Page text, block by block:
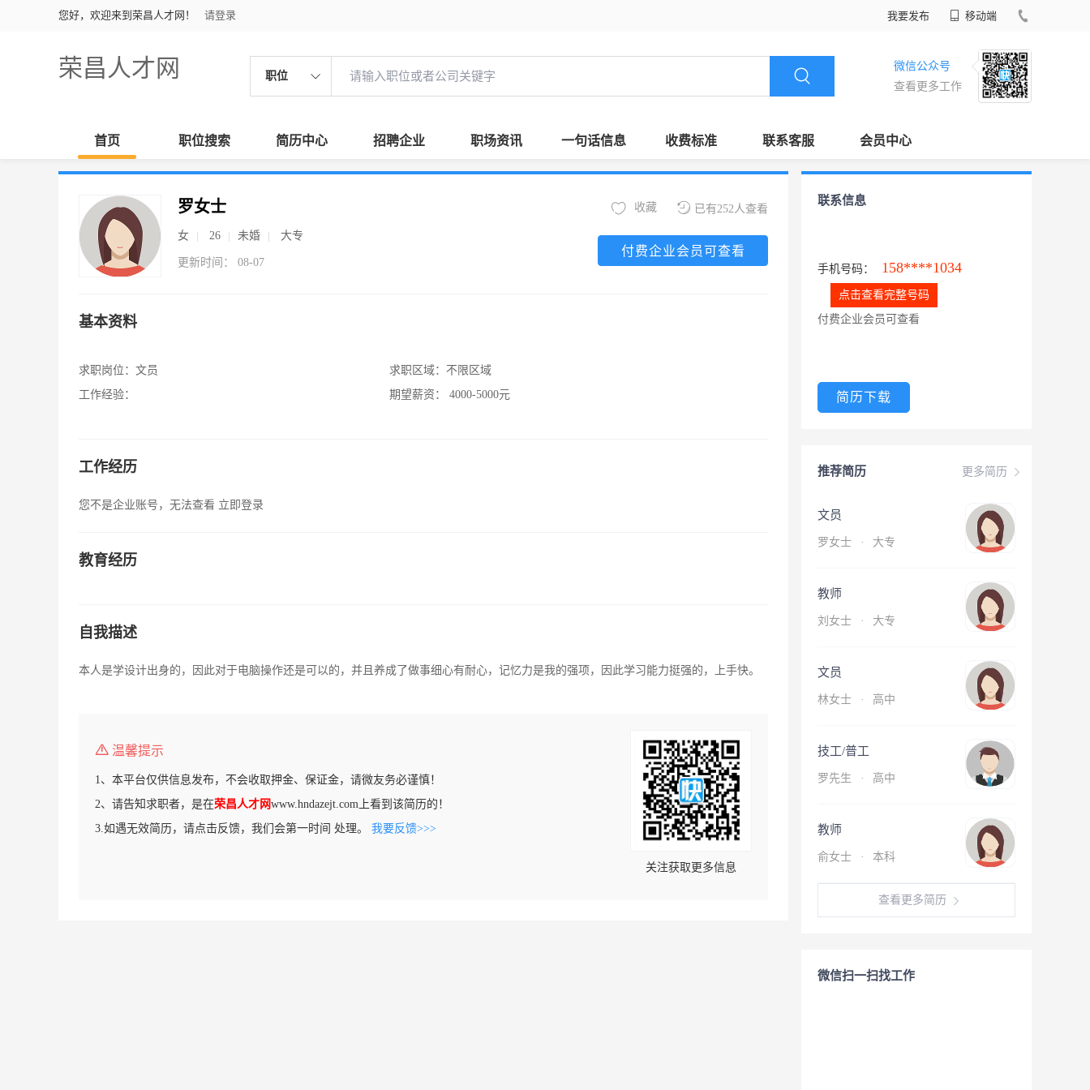
您好，欢迎来到荣昌人才网！ 请登录 我要发布 移动端
荣昌人才网 职位
微信公众号
查看更多工作
首页 职位搜索 简历中心 招聘企业 职场资讯 一句话信息 收费标准 联系客服 会员中心
罗女士
女 26 未婚 大专
更新时间： 08-07
已有252人查看
收藏
付费企业会员可查看
基本资料
求职岗位： 文员
工作经验：
求职区域： 不限区域
期望薪资：
4000-5000元
工作经历
您不是企业账号，无法查看 立即登录
教育经历
自我描述
本人是学设计出身的，因此对于电脑操作还是可以的，并且养成了做事细心有耐心，记忆力是我的强项，因此学习能力挺强的，上手快。
温馨提示
1、本平台仅供信息发布，不会收取押金、保证金，请微友务必谨慎！
2、请告知求职者，是在荣昌人才网www.hndazejt.com上看到该简历的！
3.如遇无效简历，请点击反馈，我们会第一时间 处理。 我要反馈>>>
关注获取更多信息
联系信息
手机号码： 158****1034
点击查看完整号码
付费企业会员可查看
简历下载
更多简历
推荐简历
文员
罗女士 · 大专
教师
刘女士 · 大专
文员
林女士 · 高中
技工/普工
罗先生 · 高中
教师
俞女士 · 本科
查看更多简历
微信扫一扫找工作